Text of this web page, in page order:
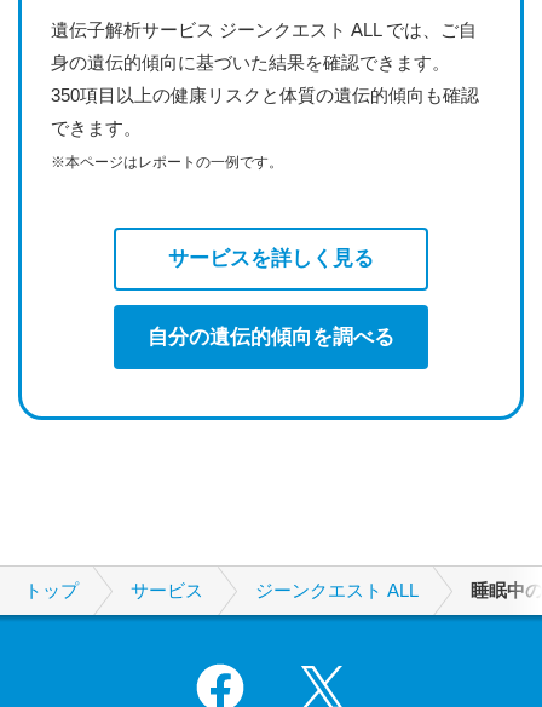
遺伝子解析サービス ジーンクエスト ALL では、ご自
身の遺伝的傾向に基づいた結果を確認できます。
350項目以上の健康リスクと体質の遺伝的傾向も確認
できます。
※本ページはレポートの一例です。
サービスを詳しく見る
自分の遺伝的傾向を調べる
トップ サービス ジーンクエスト ALL 睡眠中
Facebook